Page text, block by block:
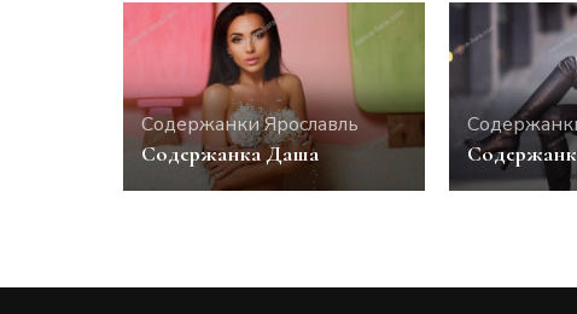
Содержанки Ярославль
Содержанка Даша